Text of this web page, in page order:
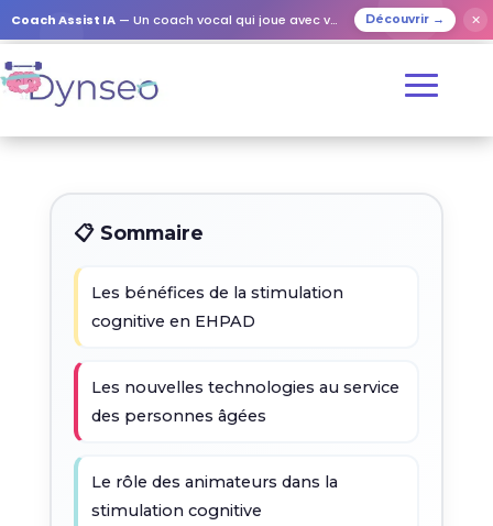
Coach Assist IA — Un coach vocal qui joue avec vos proches Découvrir → ✕
📋 Sommaire
Les bénéfices de la stimulation
cognitive en EHPAD
Les nouvelles technologies au service
des personnes âgées
Le rôle des animateurs dans la
stimulation cognitive